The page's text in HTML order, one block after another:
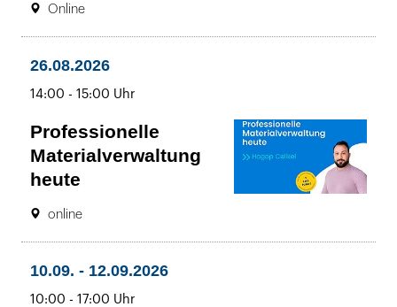
19.08.2026
14:00
-
Ort:
Online
26.08.2026
14:00 bis
- 15:00 Uhr
Professionelle
Materialverwaltung
heute
26.08.2026
14:00
-
Ort:
online
10.09. bis
- 12.09.2026
10:00 bis
- 17:00 Uhr